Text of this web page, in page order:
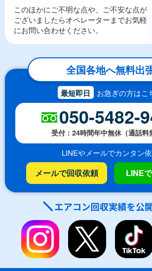
このほかにご不明な点や、ご不安な点が
ございましたらオペレーターまでお気軽
にお問い合わせください。
全国各地へ無料出
最短即日 お急ぎの方はこ
050-5482-
受付：24時間年中無休（通話料
LINEやメールでカンタン
メールで回収依頼 LINE